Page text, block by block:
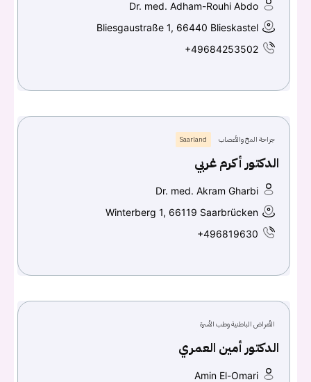
Dr. med. Adham-Rouhi Abdo
Bliesgaustraße 1, 66440 Blieskastel
+49684253502
جراحة المخ والأعصاب Saarland
الدكتور أكرم غربي
Dr. med. Akram Gharbi
Winterberg 1, 66119 Saarbrücken
+496819630
الأمراض الباطنية وطب الأسرة
الدكتور أمين العمري
Amin El-Omari